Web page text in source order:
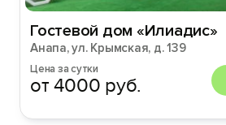
Гостевой дом «Илиадис»
Анапа, ул. Крымская, д. 139
Цена за сутки
от 4000 руб.